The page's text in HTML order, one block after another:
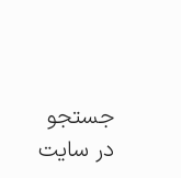
جستجو
در سایت